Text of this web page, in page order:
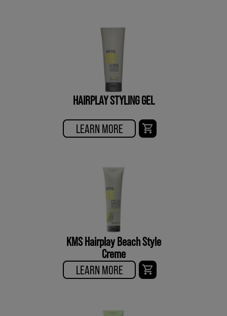
HAIRPLAY STYLING GEL
LEARN MORE
KMS Hairplay Beach Style
Creme
LEARN MORE